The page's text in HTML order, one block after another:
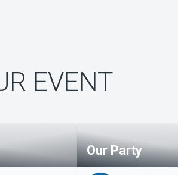
EVENT
Our Party